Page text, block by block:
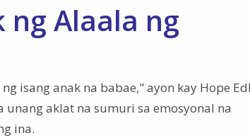
ng Alaala ng
isang anak na babae," ayon kay Hope
unang aklat na sumuri sa emosyonal na
ina.